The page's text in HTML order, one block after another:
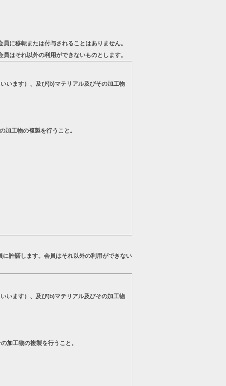
に移転または付与されることはありません。
はそれ以外の利用ができないものとします。
います）、及び(b)マテリアル及びその加工物
工物の複製を行うこと。
許諾します。会員はそれ以外の利用ができない
います）、及び(b)マテリアル及びその加工物
工物の複製を行うこと。